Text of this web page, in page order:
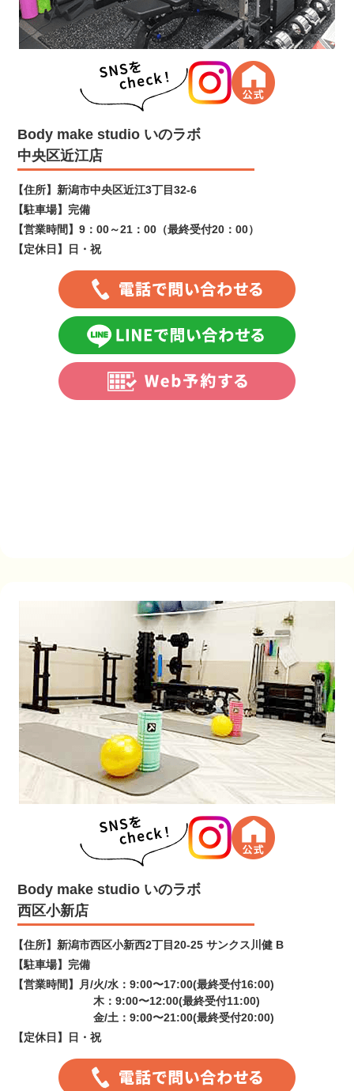
Body make studio いのラボ
中央区近江店
【住所】 新潟市中央区近江3丁目32-6
【駐車場】 完備
【営業時間】 9：00～21：00（最終受付20：00）
【定休日】
日・祝
Body make studio いのラボ
西区小新店
【住所】 新潟市西区小新西2丁目20-25 サンクス川健 B
【駐車場】 完備
【営業時間】
月/火/水：9:00〜17:00(最終受付16:00)
木：9:00〜12:00(最終受付11:00)
金/土：9:00〜21:00(最終受付20:00)
【定休日】
日・祝